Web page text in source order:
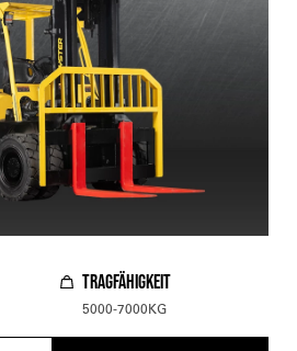
TRAGFÄHIGKEIT
5000-7000KG